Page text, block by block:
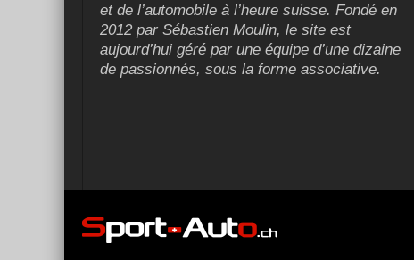
et de l’automobile à l’heure suisse. Fondé en
2012 par Sébastien Moulin, le site est
aujourd’hui géré par une équipe d’une dizaine
de passionnés, sous la forme associative.